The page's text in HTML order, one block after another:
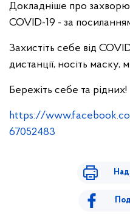
Докладніше про
COVID-19 - за
Захистіть себе від
дистанції, носіть
Бережіть себе та рідних!
https://
67052483